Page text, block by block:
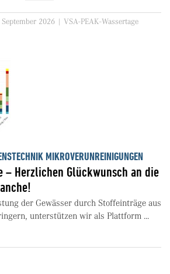
2026 | VSA-PEAK-Wassertage
MIKROVERUNREINIGUNGEN
– Herzlichen Glückwunsch an die
der Gewässer durch Stoffeinträge aus
unterstützen wir als Plattform ...